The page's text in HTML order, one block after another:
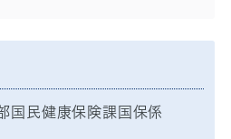
国民健康保険課国保係